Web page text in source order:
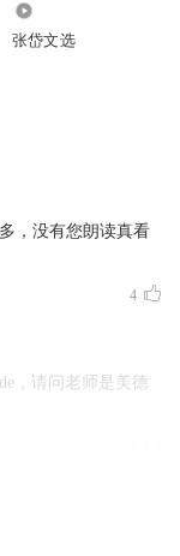
张岱文选
，没有您朗读真看
4
，请问老师是美德